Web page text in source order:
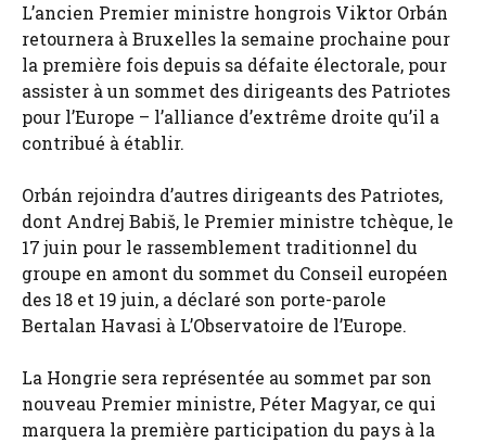
L’ancien Premier ministre hongrois Viktor Orbán
retournera à Bruxelles la semaine prochaine pour
la première fois depuis sa défaite électorale, pour
assister à un sommet des dirigeants des Patriotes
pour l’Europe – l’alliance d’extrême droite qu’il a
contribué à établir.
Orbán rejoindra d’autres dirigeants des Patriotes,
dont Andrej Babiš, le Premier ministre tchèque, le
17 juin pour le rassemblement traditionnel du
groupe en amont du sommet du Conseil européen
des 18 et 19 juin, a déclaré son porte-parole
Bertalan Havasi à L’Observatoire de l’Europe.
La Hongrie sera représentée au sommet par son
nouveau Premier ministre, Péter Magyar, ce qui
marquera la première participation du pays à la